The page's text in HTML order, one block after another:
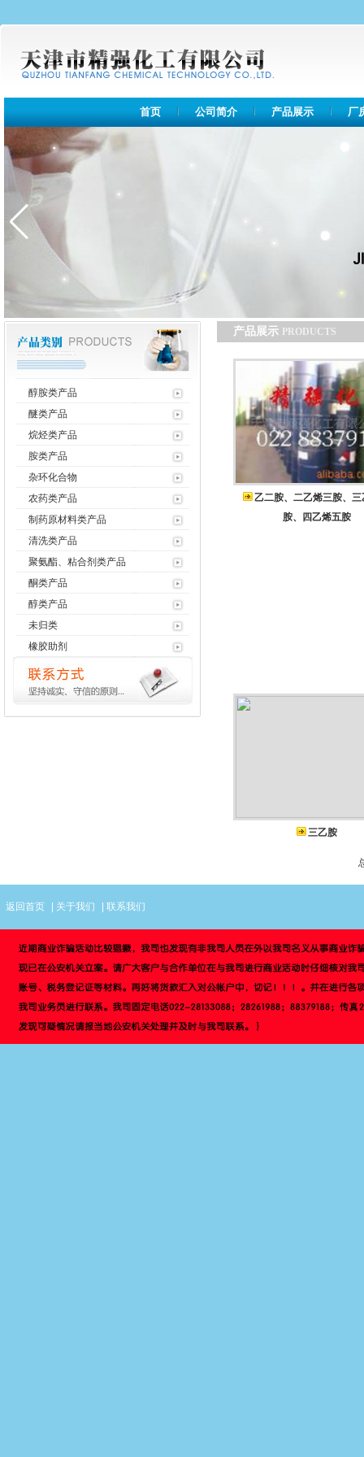
首页 公司简介 产品展示 厂
醇胺类产品
醚类产品
烷烃类产品
胺类产品
杂环化合物
农药类产品
制药原材料类产品
清洗类产品
聚氨酯、粘合剂类产品
酮类产品
醇类产品
未归类
橡胶助剂
产品展示 PRODUCTS
乙二胺、二乙烯三胺、
胺、四乙烯五胺
三乙胺
返回首页 关于我们 |联系我们